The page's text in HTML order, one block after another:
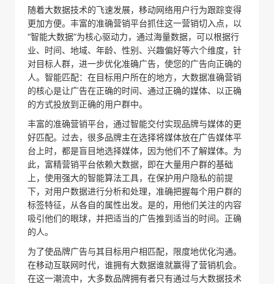
随着大数据技术的飞速发展，移动网络用户行为跟踪变得
更加方便。丰富的准确营销平台抓住这一营销切入点，以
“智能大数据”为核心驱动力，通过海量数据，可以根据行
业、时间、地域、年龄、性别、兴趣偏好等六个维度，针
对目标人群，进一步优化准确广告，使您的广告向正确的
人。智能匹配：在目标用户所在的地方，大数据准确营销
的核心是让广告在正确的时间、通过正确的媒体、以正确
的方式投放到正确的用户群中。
丰富的准确营销平台，通过智能交付实现品牌与媒体的更
好匹配。过去，很多品牌主在选择将媒体放在广告媒体平
台上时，都是盲目地选择媒体，因为他们不了解媒体。为
此，富精营销平台依赖大数据，即在大量用户群的基础
上，使用强大的智能算法工具，在保护用户隐私的前提
下，对用户数据进行分析和处理，准确把握每个用户群的
标签特征，从各自的属性出发。是的，用他们关注的内容
吸引他们的眼球，并把适当的广告推到适当的时间。正确
的人。
为了使品牌广告与其目标用户相匹配，限度地优化沟通。
在移动互联网时代，谁拥有大数据谁就赢得了营销机会。
在这一潮流中，大多数品牌拥有者只有通过与大数据技术